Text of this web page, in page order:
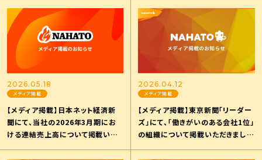
2026.05.18
メディア掲載
【メディア掲載】日本ネット経済新
聞にて、当社の2026年3月期にお
ける連結売上高について掲載いた
2026.04.12
メディア掲載
【メディア掲載】東京新聞「リーダー
ズ」にて、「働きがいのある会社1位」
の組織について掲載いただきまし